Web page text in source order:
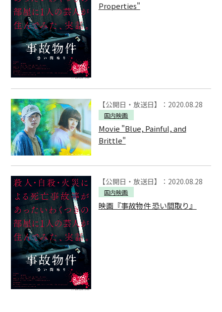
Properties"
【公開日・放送日】：2020.08.28
国内映画
Movie "Blue, Painful, and
Brittle"
【公開日・放送日】：2020.08.28
国内映画
映画『事故物件 恐い間取り』